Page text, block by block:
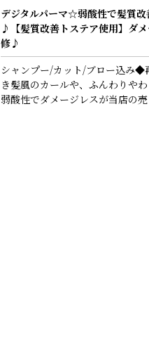
デジタルパーマ☆弱酸性で髪質改
♪【髪質改善トステア使用】ダ
修♪
シャンプー/カット/ブロー込み◆
き髪風のカールや、ふんわりやわ
弱酸性でダメージレスが当店の